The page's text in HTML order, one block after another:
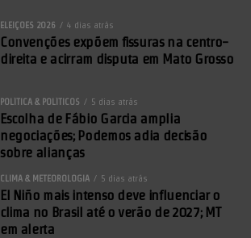
ELEIÇÕES 2026 4 dias atrás
Convenções expõem fissuras na centro-
direita e acirram disputa em Mato Grosso
POLÍTICA & POLÍTICOS 5 dias atrás
Escolha de Fábio Garcia amplia
negociações; Podemos adia decisão
sobre alianças
CLIMA & METEOROLOGIA 5 dias atrás
El Niño mais intenso deve influenciar o
clima no Brasil até o verão de 2027; MT
em alerta